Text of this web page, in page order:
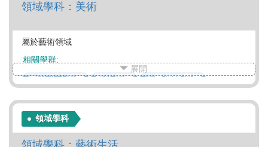
領域學科：美術
屬於藝術領域
相關學群:
建築設計學群 藝術學群 大眾傳播學群
展開
領域學科